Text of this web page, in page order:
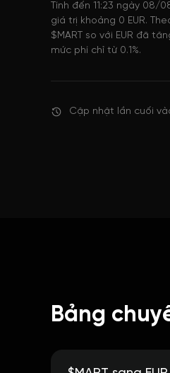
Tính đến 11:23 ngày 08/
giá trị khoảng 0 EUR.
$MART so với EUR đã
mức phí chỉ từ 0.1%.
Cập nhật lần cuối
Bảng